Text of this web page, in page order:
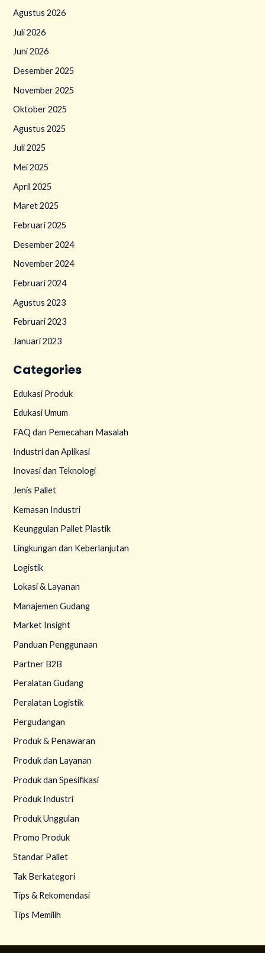
Agustus 2026
Juli 2026
Juni 2026
Desember 2025
November 2025
Oktober 2025
Agustus 2025
Juli 2025
Mei 2025
April 2025
Maret 2025
Februari 2025
Desember 2024
November 2024
Februari 2024
Agustus 2023
Februari 2023
Januari 2023
Categories
Edukasi Produk
Edukasi Umum
FAQ dan Pemecahan Masalah
Industri dan Aplikasi
Inovasi dan Teknologi
Jenis Pallet
Kemasan Industri
Keunggulan Pallet Plastik
Lingkungan dan Keberlanjutan
Logistik
Lokasi & Layanan
Manajemen Gudang
Market Insight
Panduan Penggunaan
Partner B2B
Peralatan Gudang
Peralatan Logistik
Pergudangan
Produk & Penawaran
Produk dan Layanan
Produk dan Spesifikasi
Produk Industri
Produk Unggulan
Promo Produk
Standar Pallet
Tak Berkategori
Tips & Rekomendasi
Tips Memilih